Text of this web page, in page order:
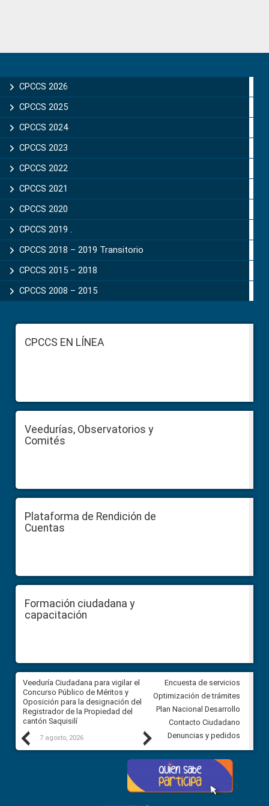
Sidebar
CPCCS 2026
CPCCS 2025
CPCCS 2024
CPCCS 2023
CPCCS 2022
CPCCS 2021
CPCCS 2020
CPCCS 2019 .
CPCCS 2018 – 2019 Transitorio
CPCCS 2015 – 2018
CPCCS 2008 – 2015
FooterCPCCS EN LÍNEA
Veedurías, Observatorios y
Comités
Plataforma de Rendición de
Cuentas
Formación ciudadana y
capacitación
Previous
Veeduría Ciudadana para vigilar el
Concurso Público de Méritos y
Oposición para la designación del
Registrador de la Propiedad del
cantón Saquisilí
7 agosto, 2026
Veeduría Ciudadana para
construcción del asfaltado de
Ballenita del cantón Santa
7 agosto, 2026
Next
Encuesta de servicios
Optimización de trámites
Plan Nacional Desarrollo
Contacto Ciudadano
Denuncias y pedidos